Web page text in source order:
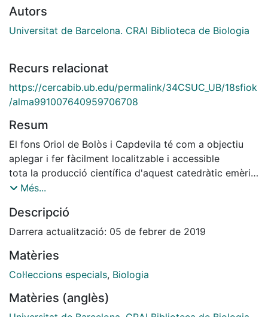
Autors
Universitat de Barcelona. CRAI Biblioteca de Biologia
Recurs relacionat
https://cercabib.ub.edu/permalink/34CSUC_UB/18sfiok
/alma991007640959706708
Resum
El fons Oriol de Bolòs i Capdevila té com a objectiu
aplegar i fer fàcilment localitzable i accessible
tota la producció científica d'aquest catedràtic emèrit
de la Universitat de Barcelona. El fons inclou
i/o a la seva obra. Amb la creació d'aquest
fons, la Biblioteca pretén, a la vegada, retre
Universitat de Barcelona.
Més...
Descripció
Darrera actualització: 05 de febrer de 2019
Matèries
Col·leccions especials, Biologia
Matèries (anglès)